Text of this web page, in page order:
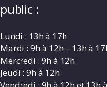
public :
Lundi : 13h à 17h
Mardi : 9h à 12h – 13h à
Mercredi : 9h à 12h
Jeudi : 9h à 12h
Vendredi : 9h à 12h et 13h